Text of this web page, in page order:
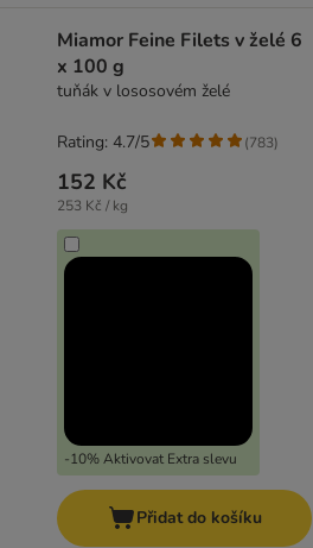
Miamor Feine Filets v želé 6
x 100 g
tuňák v lososovém želé
152 Kč
253 Kč / kg
-10% Aktivovat Extra slevu
Rating: 4.7/5 (783)
Přidat do košíku